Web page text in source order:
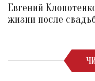
Евгений
жизни после